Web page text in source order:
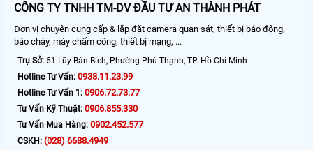
CÔNG TY TNHH TM-DV ĐẦU TƯ AN THÀNH PHÁT
Đơn vị chuyên cung cấp & lắp đặt camera quan sát, thiết bị báo động,
báo cháy, máy chấm công, thiết bị mạng, ...
Trụ Sở: 51 Lũy Bán Bích, Phường Phú Thạnh, TP. Hồ Chí Minh
Hotline Tư Vấn: 0938.11.23.99
Hotline Tư Vấn 1: 0906.72.73.77
Tư Vấn Kỹ Thuật: 0906.855.330
Tư Vấn Mua Hàng: 0902.452.577
CSKH: (028) 6688.4949